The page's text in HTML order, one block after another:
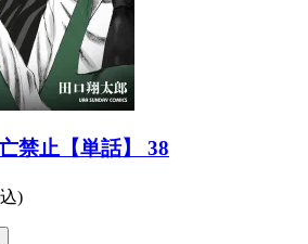
禁止【単話】 38
)